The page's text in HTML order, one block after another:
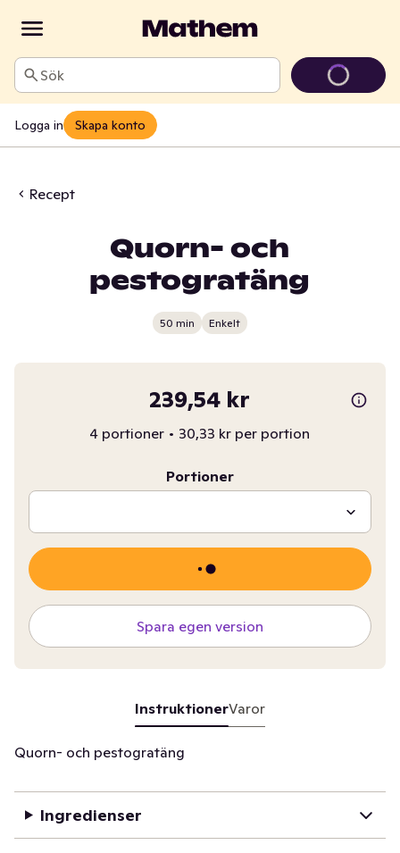
Sök
Logga in Skapa konto
Recept
Quorn- och
pestogratäng
50 min Enkelt
239,54 kr
4 portioner • 30,33 kr per portion
Portioner
Spara egen version
InstruktionerVaror
Quorn- och pestogratäng
Ingredienser